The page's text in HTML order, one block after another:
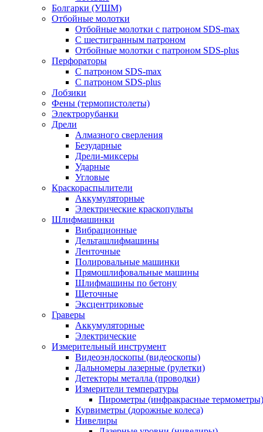
Болгарки (УШМ)
Отбойные молотки
Отбойные молотки с патроном SDS-max
С шестигранным патроном
Отбойные молотки с патроном SDS-plus
Перфораторы
С патроном SDS-max
С патроном SDS-plus
Лобзики
Фены (термопистолеты)
Электрорубанки
Дрели
Алмазного сверления
Безударные
Дрели-миксеры
Ударные
Угловые
Краскораспылители
Аккумуляторные
Электрические краскопульты
Шлифмашинки
Вибрационные
Дельташлифмашины
Ленточные
Полировальные машинки
Прямошлифовальные машины
Шлифмашины по бетону
Щеточные
Эксцентриковые
Граверы
Аккумуляторные
Электрические
Измерительный инструмент
Видеоэндоскопы (видеоскопы)
Дальномеры лазерные (рулетки)
Детекторы металла (проводки)
Измерители температуры
Пирометры (инфракрасные термометры)
Курвиметры (дорожные колеса)
Нивелиры